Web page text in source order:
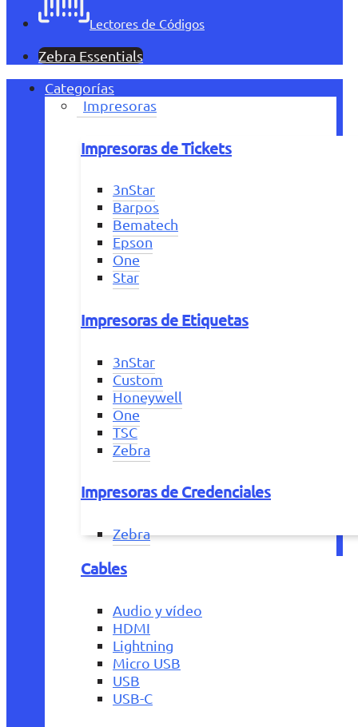
Lectores de Códigos
Zebra Essentials
Categorías
Impresoras
Impresoras de Tickets
3nStar
Barpos
Bematech
Epson
One
Star
Impresoras de Etiquetas
3nStar
Custom
Honeywell
One
TSC
Zebra
Impresoras de Credenciales
Zebra
Cables
Audio y vídeo
HDMI
Lightning
Micro USB
USB
USB-C